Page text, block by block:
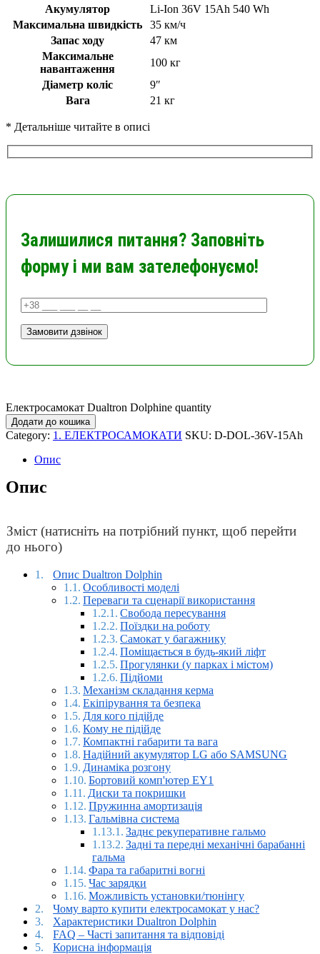
Акумулятор
Li-Ion 36V 15Ah 540 Wh
Максимальна швидкість
35 км/ч
Запас ходу
47 км
Максимальне
навантаження
100 кг
Діаметр коліс
9″
Вага
21 кг
* Детальніше читайте в описі
Залишилися питання? Заповніть
форму і ми вам зателефонуємо!
Електросамокат Dualtron Dolphine quantity
Додати до кошика
Category: 1. ЕЛЕКТРОСАМОКАТИ SKU: D-DOL-36V-15Ah
Опис
Опис
Зміст (натисніть на потрібний пункт, щоб перейти
до нього)
Опис Dualtron Dolphin
Особливості моделі
Переваги та сценарії використання
Свобода пересування
Поїздки на роботу
Самокат у багажнику
Поміщається в будь-який ліфт
Прогулянки (у парках і містом)
Підйоми
Механізм складання керма
Екіпірування та безпека
Для кого підійде
Кому не підійде
Компактні габарити та вага
Надійний акумулятор LG або SAMSUNG
Динаміка розгону
Бортовий комп'ютер EY1
Диски та покришки
Пружинна амортизація
Гальмівна система
Заднє рекуперативне гальмо
Задні та передні механічні барабанні
гальма
Фара та габаритні вогні
Час зарядки
Можливість установки/тюнінгу
Чому варто купити електросамокат у нас?
Характеристики Dualtron Dolphin
FAQ – Часті запитання та відповіді
Корисна інформація